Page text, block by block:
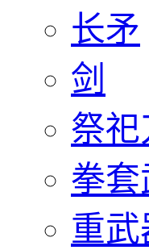
长矛
剑
祭祀
拳套
重武